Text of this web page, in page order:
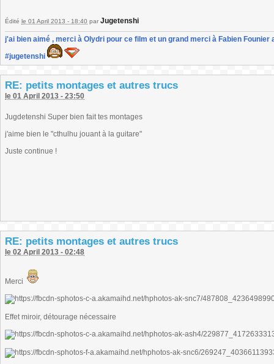
Édité le 01 April 2013 - 18:40 par Jugetenshi
j'ai bien aimé , merci à Olydri pour ce film et un grand merci à Fabien
#jugetenshi
RE: petits montages et autres trucs
le 01 April 2013 - 23:50
Jugdetenshi Super bien fait tes montages
j'aime bien le "cthulhu jouant à la guitare"
Juste continue !
RE: petits montages et autres trucs
le 02 April 2013 - 02:48
Merci
Effet miroir, détourage nécessaire